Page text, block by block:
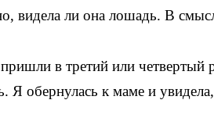
видела ли она лошадь. В
в третий или
Я обернулась к маме и